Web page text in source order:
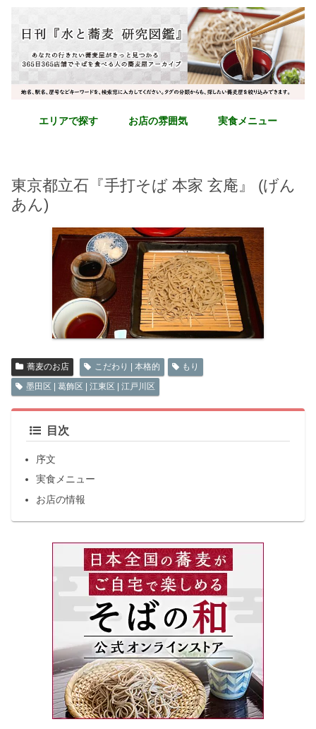
エリアで探す お店の雰囲気 実食メニュー
東京都立石『手打そば 本家 玄庵』 (げん
あん)
蕎麦のお店 こだわり | 本格的
もり
墨田区 | 葛飾区 | 江東区 | 江戸川区
目次
序文
実食メニュー
お店の情報